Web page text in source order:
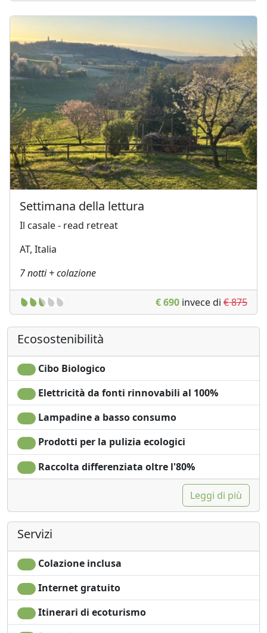
Settimana della lettura
Il casale - read retreat
AT, Italia
7 notti + colazione
€ 690 invece di € 875
Ecosostenibilità
Cibo Biologico
Elettricità da fonti rinnovabili al 100%
Lampadine a basso consumo
Prodotti per la pulizia ecologici
Raccolta differenziata oltre l'80%
Leggi di più
Servizi
Colazione inclusa
Internet gratuito
Itinerari di ecoturismo